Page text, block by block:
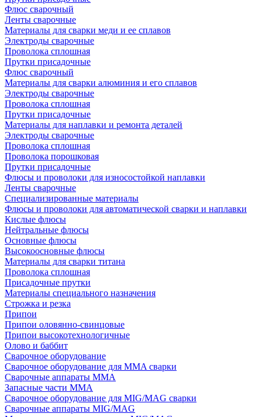
Флюс сварочный
Ленты сварочные
Материалы для сварки меди и ее сплавов
Электроды сварочные
Проволока сплошная
Прутки присадочные
Флюс сварочный
Материалы для сварки алюминия и его сплавов
Электроды сварочные
Проволока сплошная
Прутки присадочные
Материалы для наплавки и ремонта деталей
Электроды сварочные
Проволока сплошная
Проволока порошковая
Прутки присадочные
Флюсы и проволоки для износостойкой наплавки
Ленты сварочные
Специализированные материалы
Флюсы и проволоки для автоматической сварки и наплавки
Кислые флюсы
Нейтральные флюсы
Основные флюсы
Высокоосновные флюсы
Материалы для сварки титана
Проволока сплошная
Присадочные прутки
Материалы специального назначения
Строжка и резка
Припои
Припои оловянно-свинцовые
Припои высокотехнологичные
Олово и баббит
Сварочное оборудование
Сварочное оборудование для MMA сварки
Сварочные аппараты MMA
Запасные части MMA
Сварочное оборудование для MIG/MAG сварки
Сварочные аппараты MIG/MAG